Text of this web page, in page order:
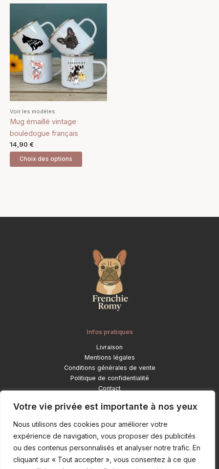
Votre vie privée est importante à nos yeux
Nous utilisons des cookies pour améliorer votre
expérience de navigation, vous proposer des publicités
ou des contenus personnalisés et analyser notre trafic. En
cliquant sur « Tout accepter », vous consentez à ce que
Voir les modèles
Mug émaillé vintage
bouledogue français
14,90 €
Choix des options
produit
a
plusieurs
variations.
Les
options
peuvent
être
page
Infos pratiques
Livraison
Mentions légales
Conditions générales de vente
Politique de confidentialité
Contact
Catégories
Déco et objets lifestyle
Pour ton bouledogue
Mode et accessoires
Objets personnalisés